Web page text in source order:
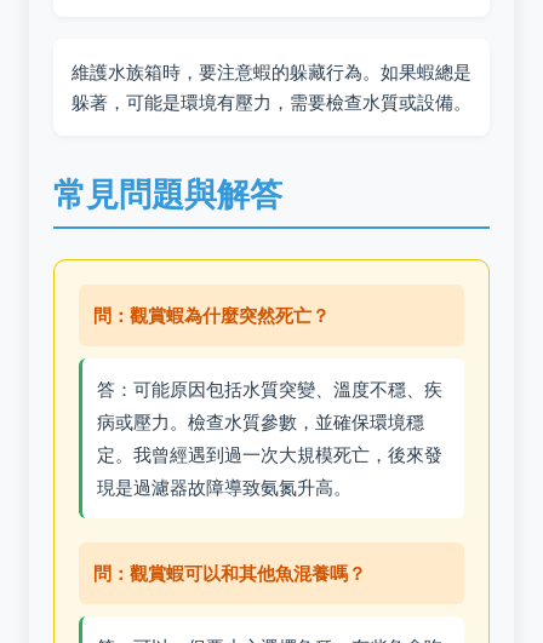
維護水族箱時，要注意蝦的躲藏行為。如果蝦總是
躲著，可能是環境有壓力，需要檢查水質或設備。
常見問題與解答
問：觀賞蝦為什麼突然死亡？
答：可能原因包括水質突變、溫度不穩、疾
病或壓力。檢查水質參數，並確保環境穩
定。我曾經遇到過一次大規模死亡，後來發
現是過濾器故障導致氨氮升高。
問：觀賞蝦可以和其他魚混養嗎？